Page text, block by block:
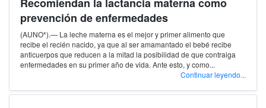
Recomiendan la lactancia materna como
prevención de enfermedades
(AUNO*).— La leche materna es el mejor y primer alimento que
recibe el recién nacido, ya que al ser amamantado el bebé recibe
anticuerpos que reducen a la mitad la posibilidad de que contraiga
enfermedades en su primer año de vida. Ante esto, y como...
Continuar leyendo...